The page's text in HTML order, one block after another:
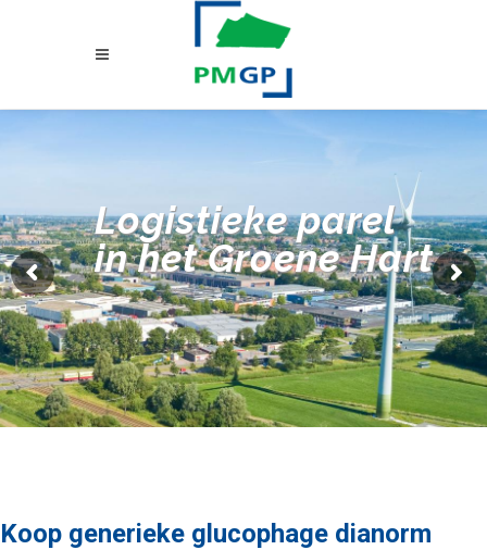
Logistieke parel
in het Groene Hart
Koop generieke glucophage dianorm